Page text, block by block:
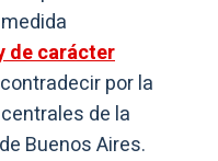
de carácter
por la
de la
Buenos Aires.